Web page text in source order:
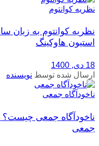
نظریه کوانتوم
نظریه کوانتوم به زبان
استیون هاوکینگ
18 دی, 1400
ارسال شده توسط نویسنده
ناخودآگاه جمعی
ناخودآگاه جمعی چیست؟ |
جمعی